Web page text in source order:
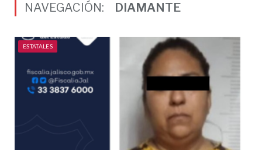
NAVEGACIÓN: DIAMANTE
ESTATALES